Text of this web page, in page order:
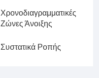
Χρονοδιαγραμματικές
Ζώνες Άνοιξης
Συστατικά Ροπής